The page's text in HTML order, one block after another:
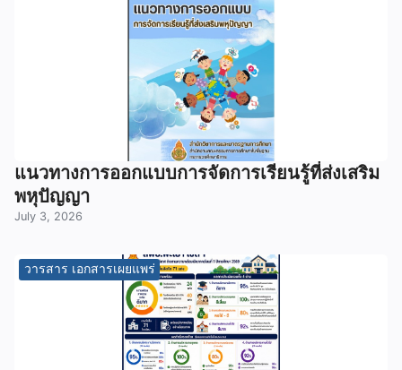
แนวทางการออกแบบการจัดการเรียนรู้ที่ส่งเสริม
พหุปัญญา
July 3, 2026
วารสาร เอกสารเผยแพร่